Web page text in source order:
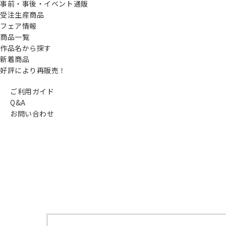
事前・事後・イベント通販
受注生産商品
フェア情報
商品一覧
作品名から探す
新着商品
好評により再販売！
ご利用ガイド
Q&A
お問い合わせ